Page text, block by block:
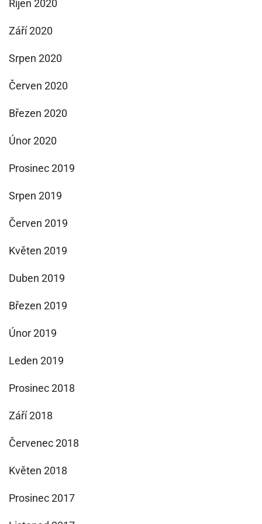
Říjen 2020
Září 2020
Srpen 2020
Červen 2020
Březen 2020
Únor 2020
Prosinec 2019
Srpen 2019
Červen 2019
Květen 2019
Duben 2019
Březen 2019
Únor 2019
Leden 2019
Prosinec 2018
Září 2018
Červenec 2018
Květen 2018
Prosinec 2017